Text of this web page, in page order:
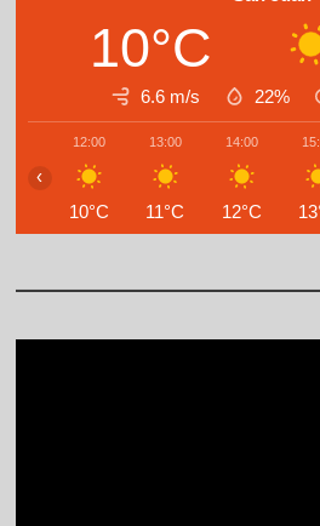
10°C
6.6 m/s 22%
12:00
10°C
13:00
11°C
14:00
12°C
‹